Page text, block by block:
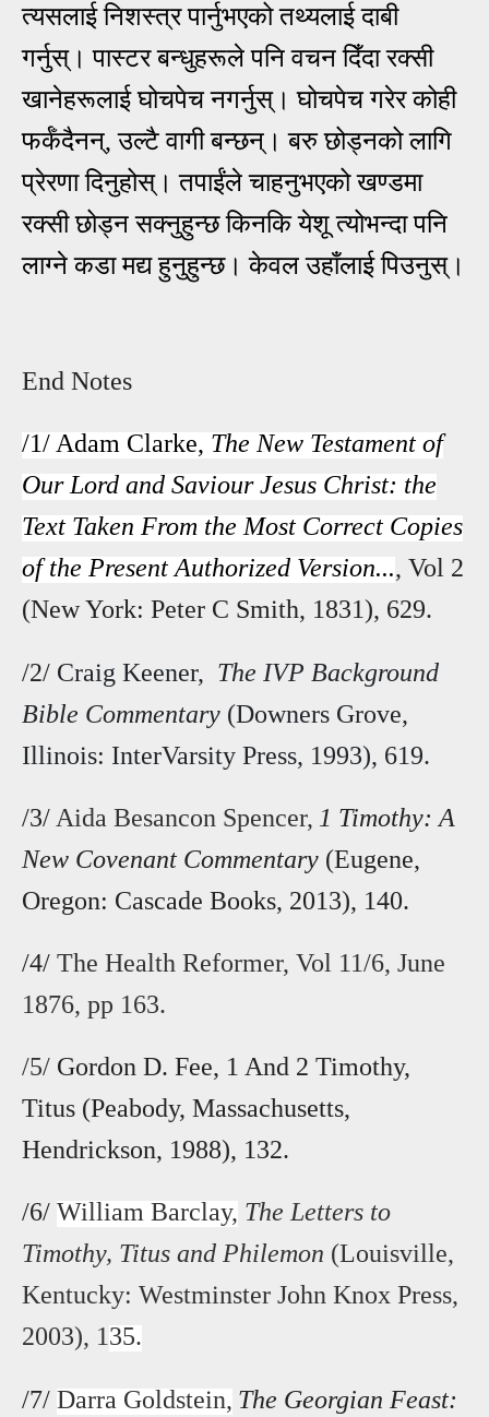
त्यसलाई निशस्त्र पार्नुभएको तथ्यलाई दाबी
गर्नुस्। पास्टर बन्धुहरूले पनि वचन दिँदा रक्सी
खानेहरूलाई घोचपेच नगर्नुस्। घोचपेच गरेर कोही
फर्कँदैनन्, उल्टै वागी बन्छन्। बरु छोड्नको लागि
प्रेरणा दिनुहोस्। तपाईंले चाहनुभएको खण्डमा
रक्सी छोड्न सक्नुहुन्छ किनकि येशू त्योभन्दा पनि
लाग्ने कडा मद्य हुनुहुन्छ। केवल उहाँलाई पिउनुस्।
End Notes
/1/ Adam Clarke, The New Testament of
Our Lord and Saviour Jesus Christ: the
Text Taken From the Most Correct Copies
of the Present Authorized Version..., Vol 2
(New York: Peter C Smith, 1831), 629.
/2/ Craig Keener, The IVP Background
Bible Commentary (Downers Grove,
Illinois: InterVarsity Press, 1993), 619.
/3/ Aida Besancon Spencer, 1 Timothy: A
New Covenant Commentary (Eugene,
Oregon: Cascade Books, 2013), 140.
/4/ The Health Reformer, Vol 11/6, June
1876, pp 163.
/5/ Gordon D. Fee, 1 And 2 Timothy,
Titus (Peabody, Massachusetts,
Hendrickson, 1988), 132.
/6/ William Barclay, The Letters to
Timothy, Titus and Philemon (Louisville,
Kentucky: Westminster John Knox Press,
2003), 135.
/7/ Darra Goldstein, The Georgian Feast: